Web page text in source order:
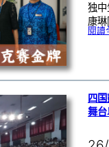
独
康
閱讀
四
舞